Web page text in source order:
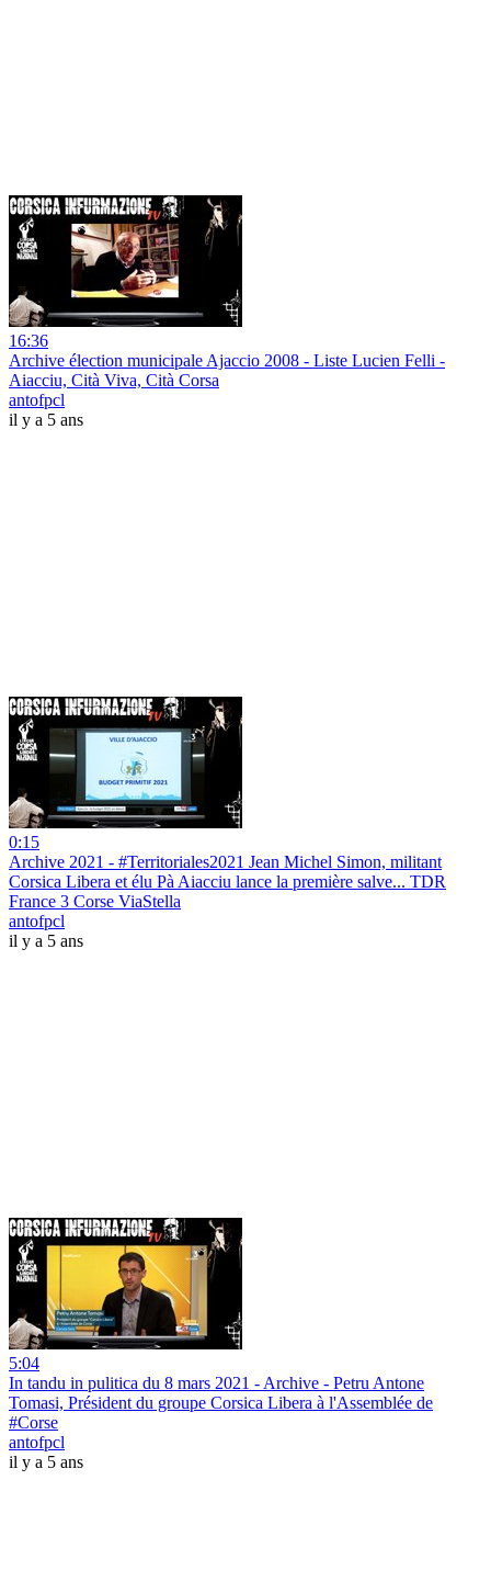
16:36
Archive élection municipale Ajaccio 2008 - Liste Lucien Felli -
Aiacciu, Cità Viva, Cità Corsa
antofpcl
il y a 5 ans
0:15
Archive 2021 - #Territoriales2021 Jean Michel Simon, militant
Corsica Libera et élu Pà Aiacciu lance la première salve... TDR
France 3 Corse ViaStella
antofpcl
il y a 5 ans
5:04
In tandu in pulitica du 8 mars 2021 - Archive - Petru Antone
Tomasi, Président du groupe Corsica Libera à l'Assemblée de
#Corse
antofpcl
il y a 5 ans